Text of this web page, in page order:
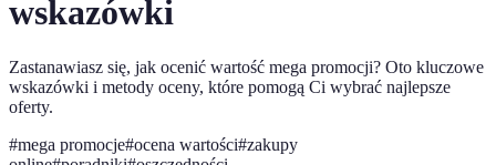
wskazówki
Zastanawiasz się, jak ocenić wartość mega promocji? Oto kluczowe
wskazówki i metody oceny, które pomogą Ci wybrać najlepsze
oferty.
#mega promocje#ocena wartości#zakupy